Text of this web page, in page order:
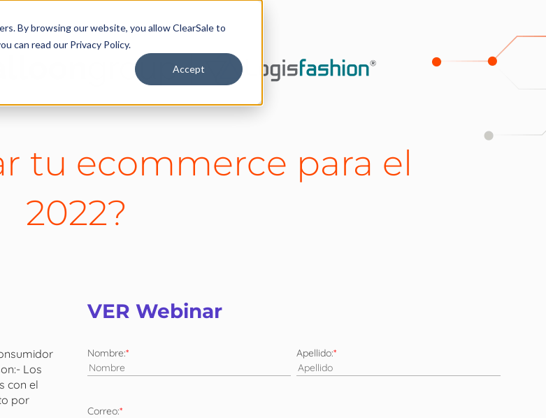
By browsing our website, you allow ClearSale to
can read our Privacy Policy.
Accept
tu ecommerce para el
2022?
- Los
con el
por
VER Webinar
Nombre:* Apellido:*
Correo:*